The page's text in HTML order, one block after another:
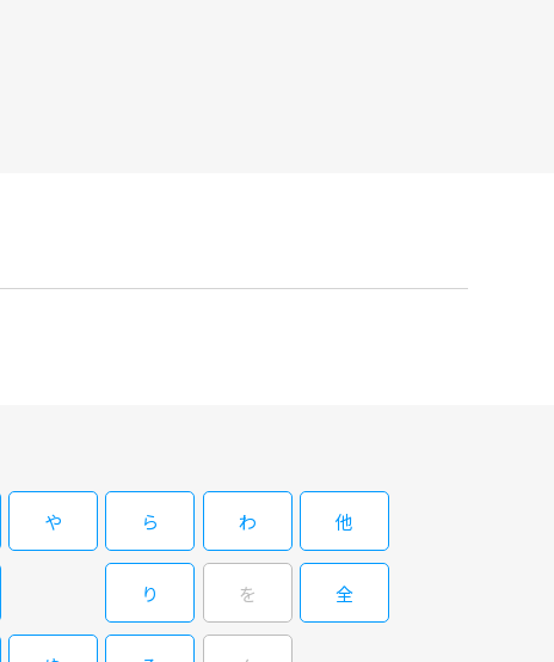
や ら
り
わ
を
他
全